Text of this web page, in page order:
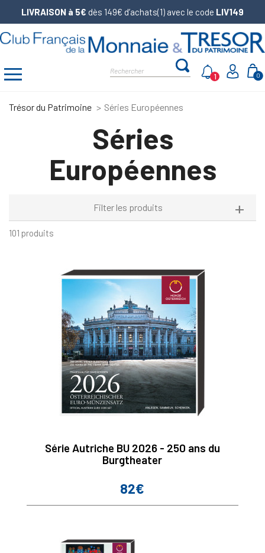
LIVRAISON à 5€ dès 149€ d’achats(1) avec le code LIV149
0
1
Trésor du Patrimoine Séries Européennes
Séries
Européennes
Filter les produits
101 produits
Série Autriche BU 2026 - 250 ans du
Burgtheater
Prix
82€